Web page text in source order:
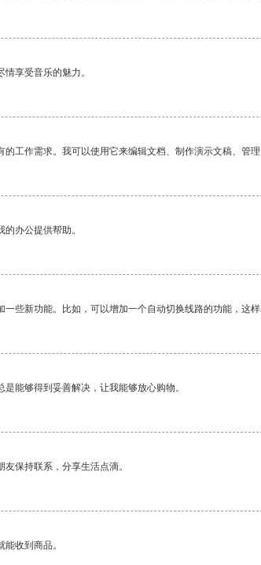
享受音乐的魅力。
工作需求。我可以使用它来编辑文档、制作演示文稿、管理
办公提供帮助。
些新功能。比如，可以增加一个自动切换线路的功能，这
能够得到妥善解决，让我能够放心购物。
保持联系，分享生活点滴。
收到商品。